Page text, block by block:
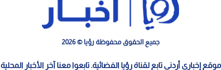
جميع الحقوق محفوظة رؤيا © 2026
موقع إخباري أردني تابع لقناة رؤيا الفضائية. تابعوا معنا آخر الأخبار المحلية